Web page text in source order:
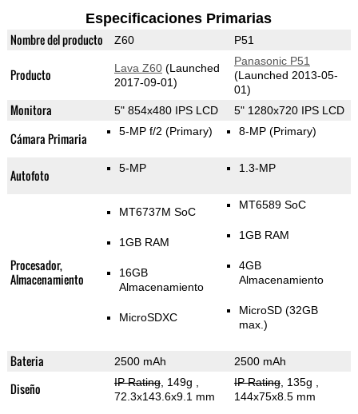
Especificaciones Primarias
Nombre del producto Z60 P51
Producto Lava Z60(Launched
2017-09-01)
Panasonic P51
(Launched 2013-05-
01)
Monitora 5" 854x480 IPS LCD 5" 1280x720 IPS LCD
Cámara Primaria 5-MP f/2 (Primary) 8-MP (Primary)
Autofoto 5-MP 1.3-MP
Procesador,
Almacenamiento
MT6737M SoC
1GB RAM
16GB
Almacenamiento
MicroSDXC
MT6589 SoC
1GB RAM
4GB
Almacenamiento
MicroSD (32GB
max.)
Bateria 2500 mAh 2500 mAh
Diseño IP Rating, 149g
72.3x143.6x9.1 mm
IP Rating, 135g
144x75x8.5 mm